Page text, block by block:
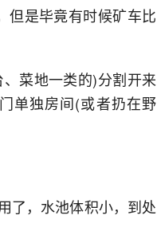
但是毕竟有时候矿车比
菜地一类的)分割开来
单独房间(或者扔在野
了，水池体积小，到处